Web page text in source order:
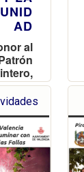
AD
al
un
que
las
de